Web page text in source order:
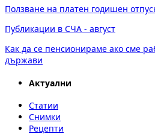
Ползване на платен годишен
Публикации в СЧА - август
Как да се пенсионираме ако сме
държави
Актуални
Статии
Снимки
Рецепти